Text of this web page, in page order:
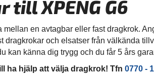
till XPENG G6
en avtagbar eller fast dragkrok.
dragkrokar och elsatser från välkända
kan känna dig trygg och du får 5 års
ha hjälp att välja dragkrok! Tfn 0770 -